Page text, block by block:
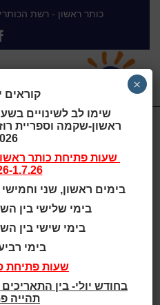
כותר ראשון - רשת
ראשון
פיתוח
לא להשאלה - לעיון
בית>
Bibliographys
>ראשון
קוראים
שימו לב לשינויים
ראשון-שקמה וספריית
שעות פתיחת כותר
1.7.26:
בימים ראשון, שני וחמישי בין
בימי שלישי בין השעות
בימי שישי בין השעות
בימי
שעות פתיחת
תהייה
×